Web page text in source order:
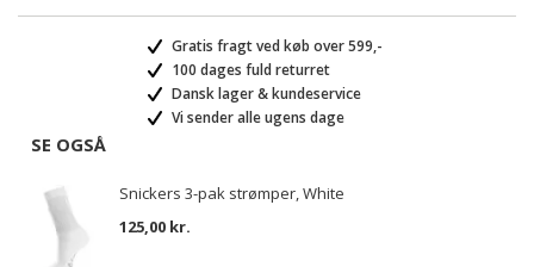
Gratis fragt ved køb over 599,-
100 dages fuld returret
Dansk lager & kundeservice
Vi sender alle ugens dage
SE OGSÅ
Snickers 3-pak strømper, White
125,00 kr.